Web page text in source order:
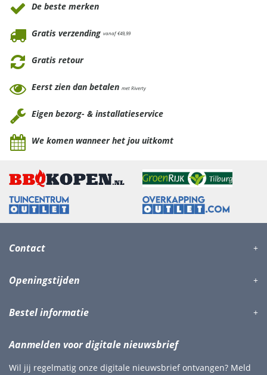
De beste merken
Gratis verzending vanaf €49,99
Gratis retour
Eerst zien dan betalen met Riverty
Eigen bezorg- & installatieservice
We komen wanneer het jou uitkomt
Contact
Openingstijden
Bestel informatie
Aanmelden voor digitale nieuwsbrief
Wil jij regelmatig onze digitale nieuwsbrief ontvangen? Meld